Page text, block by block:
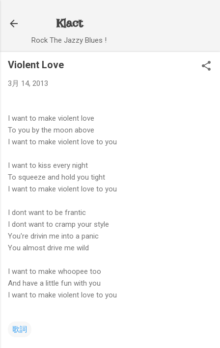
Klact
Rock The Jazzy Blues !
Violent Love
3月 14, 2013
I want to make violent love
To you by the moon above
I want to make violent love to you
I want to kiss every night
To squeeze and hold you tight
I want to make violent love to you
I dont want to be frantic
I dont want to cramp your style
You're drivin me into a panic
You almost drive me wild
I want to make whoopee too
And have a little fun with you
I want to make violent love to you
歌詞